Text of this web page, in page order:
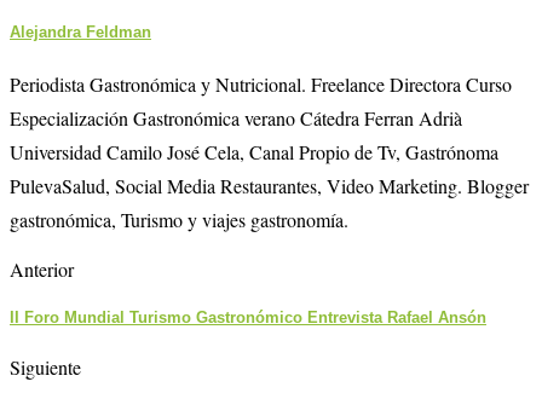
Alejandra Feldman
Periodista Gastronómica y Nutricional. Freelance Directora Curso
Especialización Gastronómica verano Cátedra Ferran Adrià
Universidad Camilo José Cela, Canal Propio de Tv, Gastrónoma
PulevaSalud, Social Media Restaurantes, Video Marketing. Blogger
gastronómica, Turismo y viajes gastronomía.
Anterior
II Foro Mundial Turismo Gastronómico Entrevista Rafael Ansón
Siguiente